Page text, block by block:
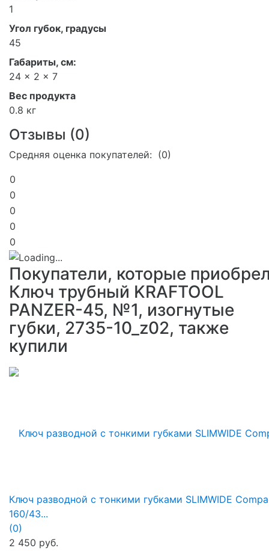
1
Угол губок, градусы
45
Габариты, см:
24 x 2 x 7
Вес продукта
0.8 кг
Отзывы (0)
Средняя оценка покупателей: (0)
0
0
0
0
0
Покупатели, которые
Ключ трубный KRAFTOOL
PANZER-45, №1, изогнутые
губки, 2735-10_z02, также
купили
Ключ разводной с тонкими губками SLIMWIDE
160/43...
(0)
2 450 руб.